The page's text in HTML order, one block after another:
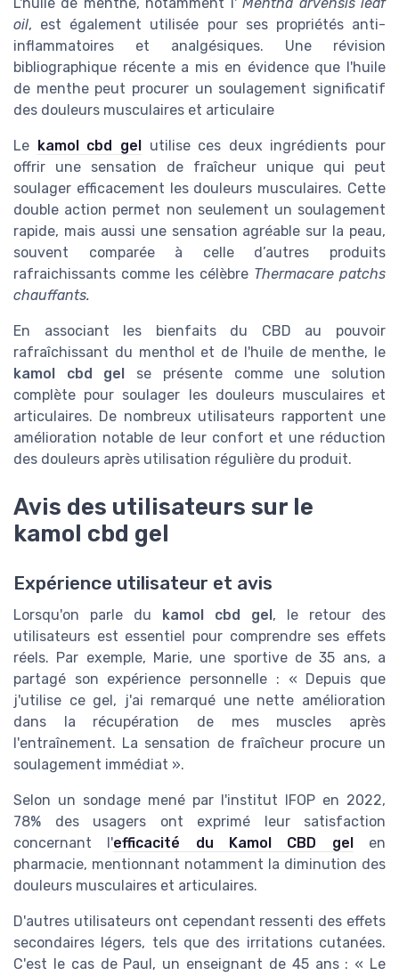
oil, est également utilisée pour ses propriétés anti-
inflammatoires et analgésiques. Une révision
bibliographique récente a mis en évidence que l'huile
de menthe peut procurer un soulagement significatif
des douleurs musculaires et articulaire
Le kamol cbd gelutilise ces deux ingrédients pour
offrir une sensation de fraîcheur unique qui peut
soulager efficacement les douleurs musculaires. Cette
double action permet non seulement un soulagement
rapide, mais aussi une sensation agréable sur la peau,
souvent comparée à celle d’autres produits
rafraichissants comme les célèbre Thermacare patchs
chauffants.
En associant les bienfaits du CBD au pouvoir
rafraîchissant du menthol et de l'huile de menthe, le
kamol cbd gel se présente comme une solution
complète pour soulager les douleurs musculaires et
articulaires. De nombreux utilisateurs rapportent une
amélioration notable de leur confort et une réduction
des douleurs après utilisation régulière du produit.
Avis des utilisateurs sur le
kamol cbd gel
Expérience utilisateur et avis
Lorsqu'on parle du kamol cbd gel , le retour des
utilisateurs est essentiel pour comprendre ses effets
réels. Par exemple, Marie, une sportive de 35 ans, a
partagé son expérience personnelle : « Depuis que
j'utilise ce gel, j'ai remarqué une nette amélioration
dans la récupération de mes muscles après
l'entraînement. La sensation de fraîcheur procure un
soulagement immédiat ».
Selon un sondage mené par l'institut IFOP en 2022,
78% des usagers ont exprimé leur satisfaction
concernant l'efficacité du Kamol CBD gel
en
pharmacie, mentionnant notamment la diminution des
douleurs musculaires et articulaires.
D'autres utilisateurs ont cependant ressenti des effets
secondaires légers, tels que des irritations cutanées.
C'est le cas de Paul, un enseignant de 45 ans : « Le